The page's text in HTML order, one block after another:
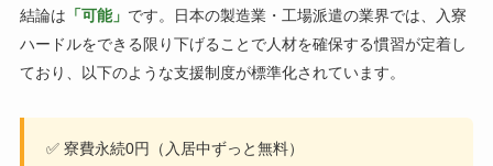
結論は 「可能」 です。日本の製造業・工場派遣の業界では、入寮
ハードルをできる限り下げることで人材を確保する慣習が定着し
ており、以下のような支援制度が標準化されています。
✅ 寮費永続0円（入居中ずっと無料）